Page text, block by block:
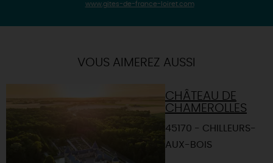
www.gites-de-france-loiret.com
VOUS AIMEREZ AUSSI
CHÂTEAU DE
CHAMEROLLES
45170 - CHILLEURS-
AUX-BOIS